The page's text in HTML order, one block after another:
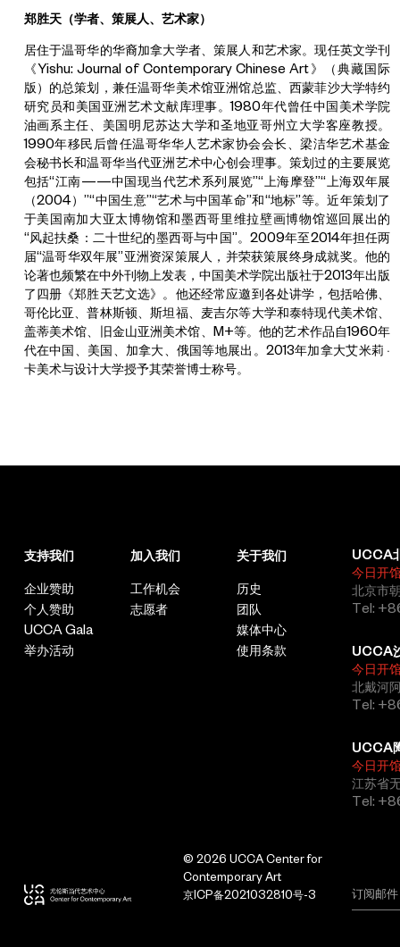
郑胜天（学者、策展人、艺术家）
居住于温哥华的华裔加拿大学者、策展人和艺术家。现任英文学刊
《Yishu: Journal of Contemporary Chinese Art》（典藏国际
版）的总策划，兼任温哥华美术馆亚洲馆总监、西蒙菲沙大学特约
研究员和美国亚洲艺术文献库理事。1980年代曾任中国美术学院
油画系主任、美国明尼苏达大学和圣地亚哥州立大学客座教授。
1990年移民后曾任温哥华华人艺术家协会会长、梁洁华艺术基金
会秘书长和温哥华当代亚洲艺术中心创会理事。策划过的主要展览
包括“江南——中国现当代艺术系列展览”“上海摩登”“上海双年展
（2004）”“中国生意”“艺术与中国革命”和“地标”等。近年策划了
于美国南加大亚太博物馆和墨西哥里维拉壁画博物馆巡回展出的
“风起扶桑：二十世纪的墨西哥与中国”。2009年至2014年担任两
届“温哥华双年展”亚洲资深策展人，并荣获策展终身成就奖。他的
论著也频繁在中外刊物上发表，中国美术学院出版社于2013年出版
了四册《郑胜天艺文选》。他还经常应邀到各处讲学，包括哈佛、
哥伦比亚、普林斯顿、斯坦福、麦吉尔等大学和泰特现代美术馆、
盖蒂美术馆、旧金山亚洲美术馆、M+等。他的艺术作品自1960年
代在中国、美国、加拿大、俄国等地展出。2013年加拿大艾米莉 ·
卡美术与设计大学授予其荣誉博士称号。
支持我们
企业赞助
个人赞助
UCCA Gala
举办活动
加入我们
工作机会
志愿者
关于我们
历史
团队
媒体中心
使用条款
UCCA
今日开
北京市
Tel:
UCCA
今日开
北戴河
Tel:
UCCA
今日开
江苏省
Tel:
© 2026 UCCA Center for
Contemporary Art
京ICP备2021032810号-3